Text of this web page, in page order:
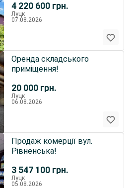
4 220 600 грн.
Луцк
07.08.2026
20 000 грн.
Оренда складського
приміщення!
Луцк
06.08.2026
3 547 100 грн.
Продаж комерції вул.
Рівненська!
Луцк
05.08.2026